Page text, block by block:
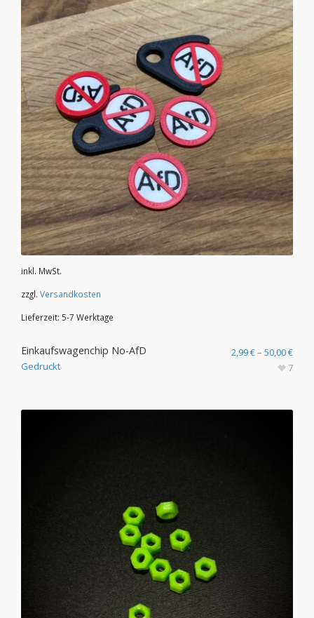
inkl. MwSt.
zzgl. Versandkosten
Lieferzeit: 5-7 Werktage
Einkaufswagenchip No-AfD
Gedruckt
2,99€– 50,00€
7